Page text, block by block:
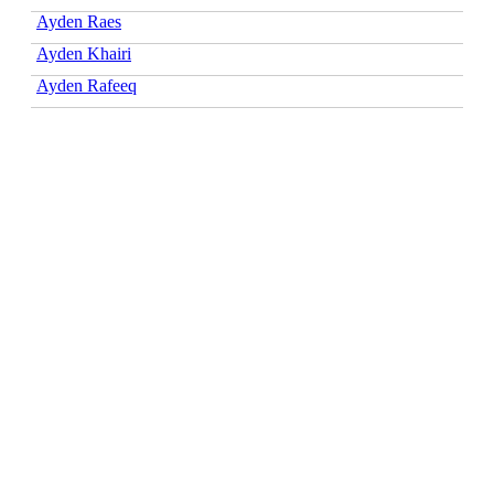
Ayden Raes
Ayden Khairi
Ayden Rafeeq